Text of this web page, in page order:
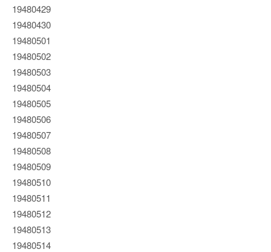
19480429
19480430
19480501
19480502
19480503
19480504
19480505
19480506
19480507
19480508
19480509
19480510
19480511
19480512
19480513
19480514